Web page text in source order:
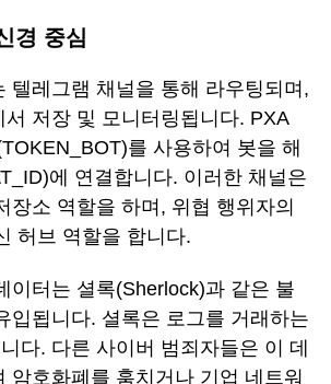
경 중심
텔레그램 채널을 통해 라우팅되며,
서 저장 및 모니터링됩니다. PXA
를 사용하여 봇을 해
에 연결합니다. 이러한 채널은
장소 역할을 하며, 위협 행위자의
허브 역할을 합니다.
이터는 셜록(Sherlock)과 같은 불
입됩니다. 셜록은 로그를 거래하는
다. 다른 사이버 범죄자들은 이 데
암호화폐를 훔치거나 기업 네트워